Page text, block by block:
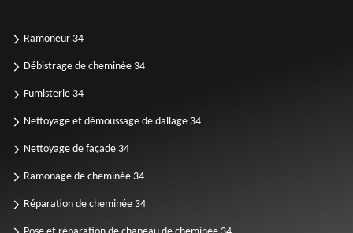
Ramoneur 34
Débistrage de cheminée 34
Fumisterie 34
Nettoyage et démoussage de dallage 34
Nettoyage de façade 34
Ramonage de cheminée 34
Réparation de cheminée 34